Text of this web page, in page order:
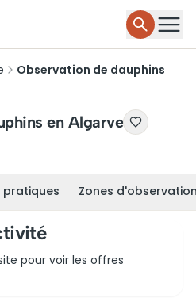
Observation de dauphins
en Algarve
pratiques Zones
pour voir les offres